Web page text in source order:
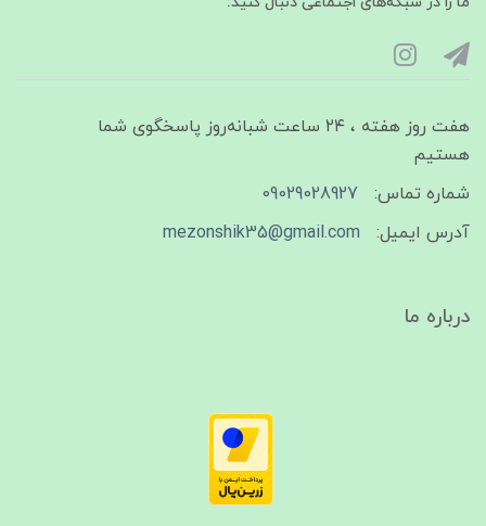
هفت روز هفته ، ۲۴ ساعت شبانه‌روز پاسخگوی شما
هستیم
شماره تماس:
09029028927
آدرس ایمیل:
mezonshik35@gmail.com
درباره ما